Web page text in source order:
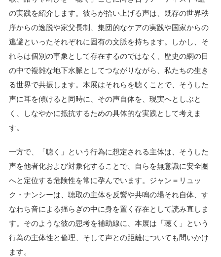
の実践を紹介します。彼らが拾い上げる声は、既存の世界秩
序からの逸脱や家父長制、集団的なケアの実践や国家からの
逃避といったそれぞれに固有の文脈を持ちます。しかし、そ
れらは個別の事象として存在するのではなく、歴史の網の目
の中で複雑な地下水脈としてつながりながら、私たちの生き
る世界で共振します。本展はそれらを聴くことで、そうした
声に耳を傾けると同時に、その声自体を、現実へとしぶと
く、しなやかに抵抗するための具体的な実践として考えま
す。
一方で、「聴く」という行為に想定される主体は、そうした
声を他者化および対象化することで、自らを無意識に安全圏
へと定位する危険性を常に孕んでいます。ジャン＝リュッ
ク・ナンシーは、聴取の主体を反響や共鳴の場それ自体、す
なわち音による揺らぎの中に身を置く存在として読み直しま
す。そのような彼の思考を補助線に、本展は「聴く」という
行為の主体性と倫理、そして声との距離についても問いかけ
ます。